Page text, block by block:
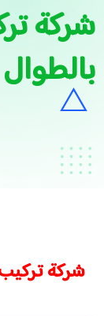
شركة
بالطوال
شركة